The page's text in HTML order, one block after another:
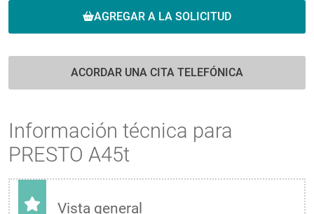
AGREGAR A LA SOLICITUD
ACORDAR UNA CITA TELEFÓNICA
Información técnica para
PRESTO A45t
Vista general